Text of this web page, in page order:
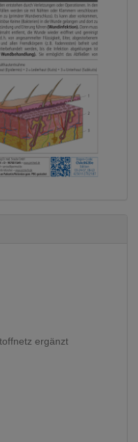
ergänzt